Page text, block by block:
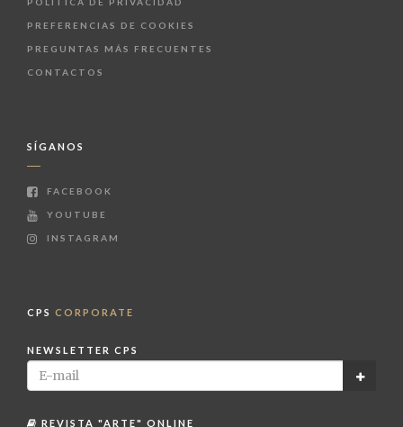
PREFERENCIAS DE COOKIES
PREGUNTAS MÁS FRECUENTES
CONTACTOS
SÍGANOS
FACEBOOK
YOUTUBE
INSTAGRAM
CPS CORPORATE
NEWSLETTER CPS
REVISTA "ARTE" ONLINE